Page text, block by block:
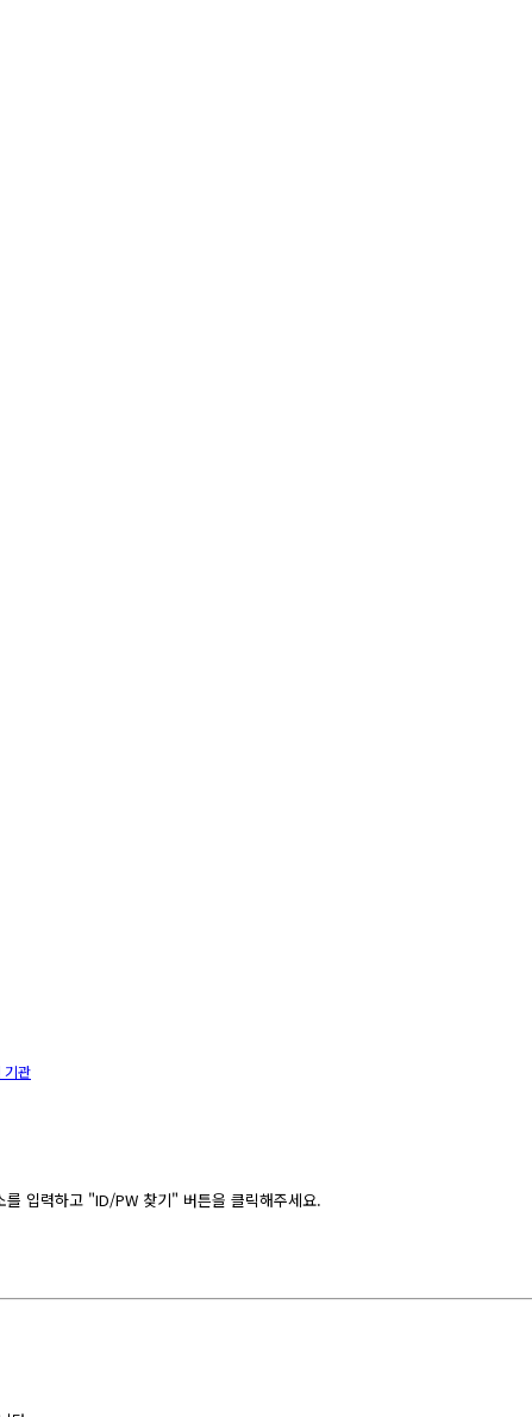
기관
입력하고 "ID/PW 찾기" 버튼을 클릭해주세요.